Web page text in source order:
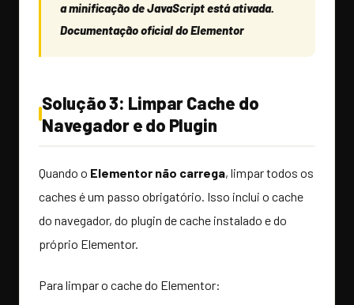
a minificação de JavaScript está ativada.
Documentação oficial do Elementor
Solução 3: Limpar Cache do
Navegador e do Plugin
Quando o Elementor não carrega, limpar todos os
caches é um passo obrigatório. Isso inclui o cache
do navegador, do plugin de cache instalado e do
próprio Elementor.
Para limpar o cache do Elementor: